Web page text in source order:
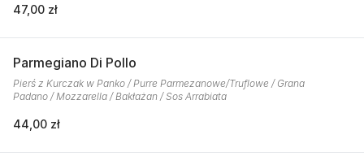
47,00 zł
Parmegiano Di Pollo
Pierś z Kurczak w Panko / Purre Parmezanowe/Truflowe / Grana
Padano / Mozzarella / Bakłażan / Sos Arrabiata
44,00 zł